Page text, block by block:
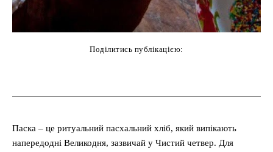
Поділитись публікацією:
Паска ‒ це ритуальний пасхальний хліб, який випікають
напередодні Великодня, зазвичай у Чистий четвер. Для